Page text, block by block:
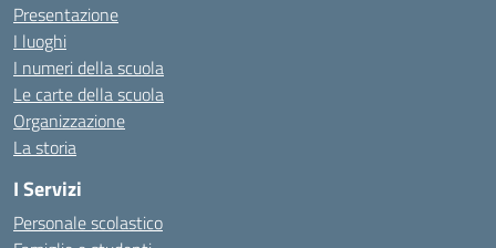
Presentazione
I luoghi
I numeri della scuola
Le carte della scuola
Organizzazione
La storia
I Servizi
Personale scolastico